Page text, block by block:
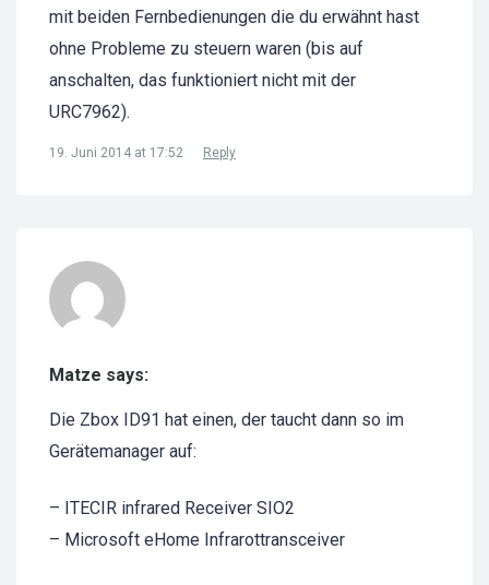
mit beiden Fernbedienungen die du erwähnt hast
ohne Probleme zu steuern waren (bis auf
anschalten, das funktioniert nicht mit der
URC7962).
19. Juni 2014 at 17:52 Reply
Matze says:
Die Zbox ID91 hat einen, der taucht dann so im
Gerätemanager auf:
– ITECIR infrared Receiver SIO2
– Microsoft eHome Infrarottransceiver